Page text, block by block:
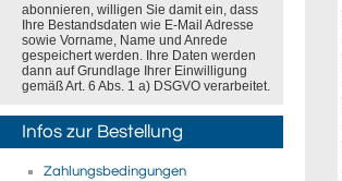
abonnieren, willigen Sie damit ein, dass
Ihre Bestandsdaten wie E-Mail Adresse
sowie Vorname, Name und Anrede
gespeichert werden. Ihre Daten werden
dann auf Grundlage Ihrer Einwilligung
gemäß Art. 6 Abs. 1 a) DSGVO verarbeitet.
Infos zur Bestellung
Zahlungsbedingungen